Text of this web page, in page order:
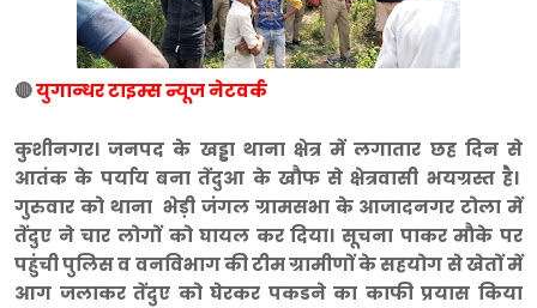
🔴युगान्धर टाइम्स न्यूज नेटवर्क
कुशीनगर। जनपद के खड्डा थाना क्षेत्र में लगातार छह दिन से
आतंक के पर्याय बना तेंदुआ के खौफ से क्षेत्रवासी भयग्रस्त है।
गुरुवार को थाना भेड़ी जंगल ग्रामसभा के आजादनगर टोला में
तेंदुए ने चार लोगों को घायल कर दिया। सूचना पाकर मौके पर
पहुंची पुलिस व वनविभाग की टीम ग्रामीणों के सहयोग से खेतों में
आग जलाकर तेंदुए को घेरकर पकडने का काफी प्रयास किया